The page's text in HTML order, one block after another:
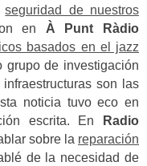
seguridad de nuestros
en À Punt Ràdio
basados en el jazz
grupo de investigación
son las
noticia tuvo eco en
escrita. En
Radio
sobre la reparación
de la necesidad de